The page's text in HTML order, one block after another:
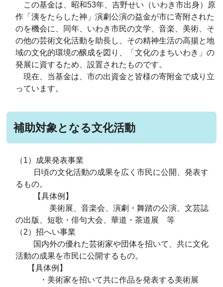
この基金は、昭和53年、吉野せい（いわき市出身）原
作「洟をたらした神」演劇公演の益金が市に寄附された
のを機会に、同年、いわき市民の文学、音楽、美術、そ
の他の芸術文化活動を助長し、その精神生活の高揚と地
域の文化的環境の醸成を図り、「文化のまちいわき」の
発展に資するため、設置されたものです。
現在、当基金は、市の出資金と皆様の寄附金で成り立
っています。
補助対象となる文化活動
（1）成果発表事業
日頃の文化活動の成果を広く市民に公開、発表す
るもの。
【具体例】
美術展、音楽会、演劇・舞踏の公演、文芸誌
の出版、短歌・俳句大会、華道・茶道展 等
（2）招へい事業
国内外の優れた芸術家や団体を招いて、共に文化
活動の成果を市民に公開するもの。
【具体例】
・美術家を招いて共に作品を発表する美術展